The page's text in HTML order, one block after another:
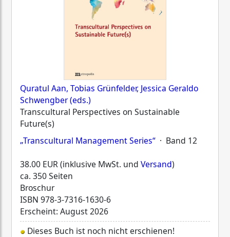
Quratul Aan, Tobias Grünfelder, Jessica Geraldo
Schwengber (eds.)
Transcultural Perspectives on Sustainable
Future(s)
„Transcultural Management Series“ · Band 12
38.00 EUR (inklusive MwSt. und Versand)
ca. 350 Seiten
Broschur
ISBN 978-3-7316-1630-6
Erscheint: August 2026
Dieses Buch ist noch nicht erschienen!